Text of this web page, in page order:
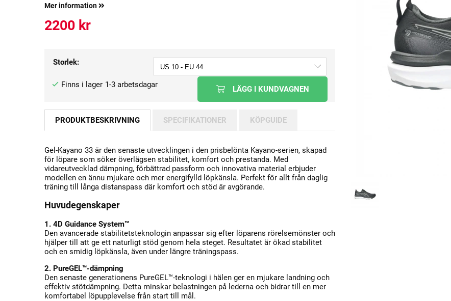
Mer information
2200 kr
Storlek:
1-3 arbetsdagar LÄGG I KUNDVAGNEN
PRODUKTBESKRIVNING
Gel-Kayano 33 är den senaste utvecklingen i den prisbelönta Kayano-serien, skapad
för löpare som söker överlägsen stabilitet, komfort och prestanda. Med
vidareutvecklad dämpning, förbättrad passform och innovativa material erbjuder
modellen en ännu mjukare och mer energifylld löpkänsla. Perfekt för allt från daglig
träning till långa distanspass där komfort och stöd är avgörande.
Huvudegenskaper
1. 4D Guidance System™
Den avancerade stabilitetsteknologin anpassar sig efter löparens rörelsemönster och
hjälper till att ge ett naturligt stöd genom hela steget. Resultatet är ökad stabilitet
och en smidig löpkänsla, även under längre träningspass.
2. PureGEL™-dämpning
Den senaste generationens PureGEL™-teknologi i hälen ger en mjukare landning och
effektiv stötdämpning. Detta minskar belastningen på lederna och bidrar till en mer
komfortabel löpupplevelse från start till mål.
SPECIFIKATIONER KÖPGUIDE